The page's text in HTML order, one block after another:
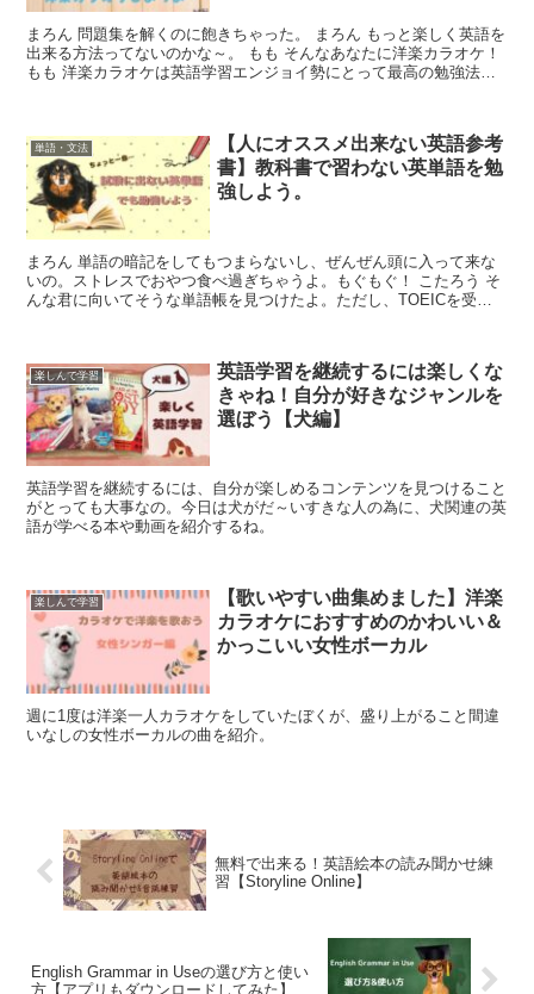
まろん 問題集を解くのに飽きちゃった。 まろん もっと楽しく英語を
出来る方法ってないのかな～。 もも そんなあなたに洋楽カラオケ！
もも 洋楽カラオケは英語学習エンジョイ勢にとって最高の勉強法の1
単語・文法
【人にオススメ出来ない英語参考
書】教科書で習わない英単語を勉
強しよう。
まろん 単語の暗記をしてもつまらないし、ぜんぜん頭に入って来な
いの。ストレスでおやつ食べ過ぎちゃうよ。もぐもぐ！ こたろう そ
んな君に向いてそうな単語帳を見つけたよ。ただし、TOEICを受験
楽しんで学習
英語学習を継続するには楽しくな
きゃね！自分が好きなジャンルを
選ぼう【犬編】
英語学習を継続するには、自分が楽しめるコンテンツを見つけること
がとっても大事なの。今日は犬がだ～いすきな人の為に、犬関連の英
語が学べる本や動画を紹介するね。
楽しんで学習
【歌いやすい曲集めました】洋楽
カラオケにおすすめのかわいい＆
かっこいい女性ボーカル
週に1度は洋楽一人カラオケをしていたぼくが、盛り上がること間違
いなしの女性ボーカルの曲を紹介。
無料で出来る！英語絵本の読み聞かせ練
習【Storyline Online】
English Grammar in Useの選び方と使い
方【アプリもダウンロードしてみた】